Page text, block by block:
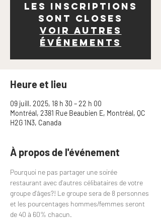
Les inscriptions
sont closes
Voir autres
événements
Heure et lieu
09 juill. 2025, 18 h 30 – 22 h 00
Montréal, 2381 Rue Beaubien E, Montréal, QC
H2G 1N3, Canada
À propos de l'événement
Pourquoi ne pas partager une soirée
restaurant avec d'autres célibataires de votre
groupe d'âges?! Le groupe sera de 8 personnes
et les pourcentages hommes/femmes seront
de 40 à 60% chacun.